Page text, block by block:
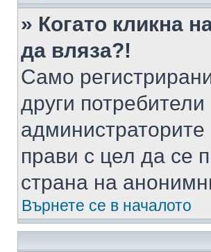
» Когато кликна
да вляза?!
Само
други
прави с цел да се
страна на
Върнете се в началото